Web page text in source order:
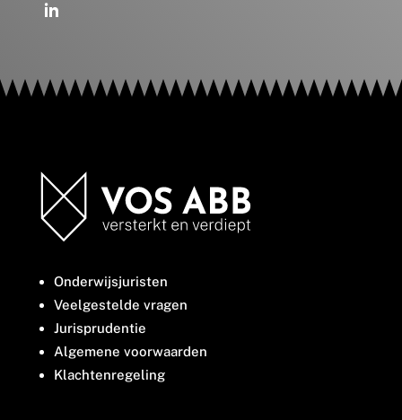
Onderwijsjuristen
Veelgestelde vragen
Jurisprudentie
Algemene voorwaarden
Klachtenregeling